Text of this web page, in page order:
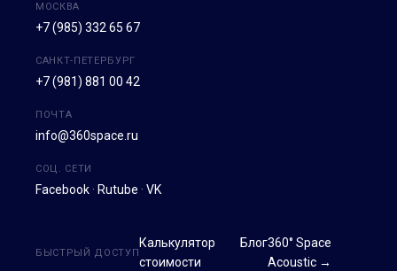
МОСКВА
+7 (985) 332 65 67
САНКТ-ПЕТЕРБУРГ
+7 (981) 881 00 42
ПОЧТА
info@360space.ru
СОЦ. СЕТИ
Facebook · Rutube · VK
БЫСТРЫЙ ДОСТУП
Калькулятор
стоимости
Блог360° Space
Acoustic →